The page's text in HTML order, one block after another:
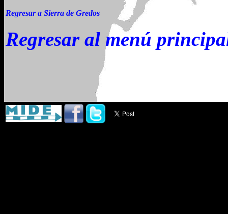
Regresar a Sierra de Gredos
Regresar al menú